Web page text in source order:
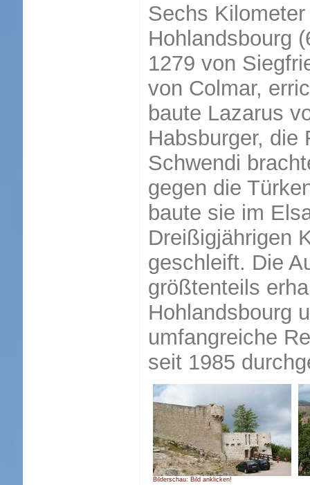
Sechs
Hohlandsbourg
1279 von
von Colmar,
baute Lazarus
Habsburger, die
Schwendi
gegen die
baute sie im
Dreißigjährigen
geschleift. Die
größtenteils
Hohlandsbourg
umfangreiche
seit 1985
Bilderschau: Bild anklicken!